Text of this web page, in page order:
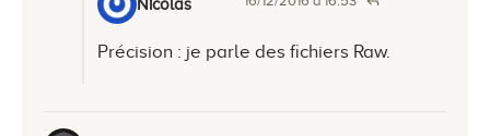
Nicolas
Précision : je parle des fichiers Raw.